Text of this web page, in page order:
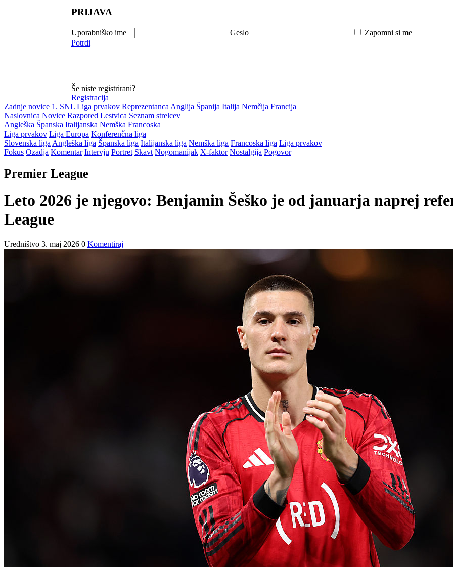
PRIJAVA
Uporabniško ime Geslo
Zapomni si me
Potrdi
Še niste registrirani?
Registracija
Zadnje novice 1. SNL Liga prvakov Reprezentanca Anglija Španija Italija Nemčija Francija
Naslovnica Novice Razpored Lestvica Seznam strelcev
Angleška Španska Italijanska Nemška Francoska
Liga prvakov Liga Europa Konferenčna liga
Slovenska liga Angleška liga Španska liga Italijanska liga Nemška liga Francoska liga Liga prvakov
Fokus Ozadja Komentar Intervju Portret Skavt Nogomanijak X-faktor Nostalgija Pogovor
Premier League
Leto 2026 je njegovo: Benjamin Šeško je od januarja naprej
League
Uredništvo 3. maj 2026 0 Komentiraj